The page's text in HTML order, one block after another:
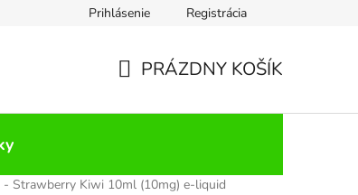
Prihlásenie Registrácia
PRÁZDNY KOŠÍK
Strawberry Kiwi 10ml (10mg) e-liquid